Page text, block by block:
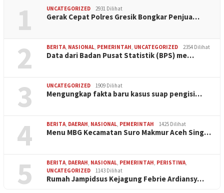
1 UNCATEGORIZED 2931 Dilihat
Gerak Cepat Polres Gresik Bongkar Penjua…
2 BERITA, NASIONAL, PEMERINTAH, UNCATEGORIZED 2354 Dilihat
Data dari Badan Pusat Statistik (BPS) me…
3 UNCATEGORIZED 1909 Dilihat
Mengungkap fakta baru kasus suap pengisi…
4 BERITA, DAERAH, NASIONAL, PEMERINTAH 1425 Dilihat
Menu MBG Kecamatan Suro Makmur Aceh Sing…
5 BERITA, DAERAH, NASIONAL, PEMERINTAH, PERISTIWA,
UNCATEGORIZED
1143 Dilihat
Rumah Jampidsus Kejagung Febrie Ardiansy…